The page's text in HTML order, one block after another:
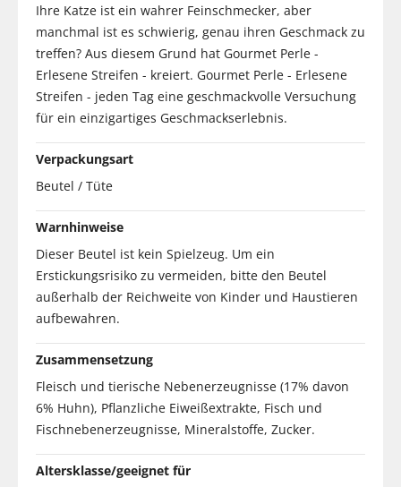
Ihre Katze ist ein wahrer Feinschmecker, aber
manchmal ist es schwierig, genau ihren Geschmack zu
treffen? Aus diesem Grund hat Gourmet Perle -
Erlesene Streifen - kreiert. Gourmet Perle - Erlesene
Streifen - jeden Tag eine geschmackvolle Versuchung
für ein einzigartiges Geschmackserlebnis.
Verpackungsart
Beutel / Tüte
Warnhinweise
Dieser Beutel ist kein Spielzeug. Um ein
Erstickungsrisiko zu vermeiden, bitte den Beutel
außerhalb der Reichweite von Kinder und Haustieren
aufbewahren.
Zusammensetzung
Fleisch und tierische Nebenerzeugnisse (17% davon
6% Huhn), Pflanzliche Eiweißextrakte, Fisch und
Fischnebenerzeugnisse, Mineralstoffe, Zucker.
Altersklasse/geeignet für